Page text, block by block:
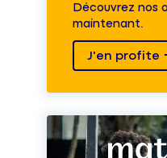
Découvrez nos
maintenant.
J'en profite